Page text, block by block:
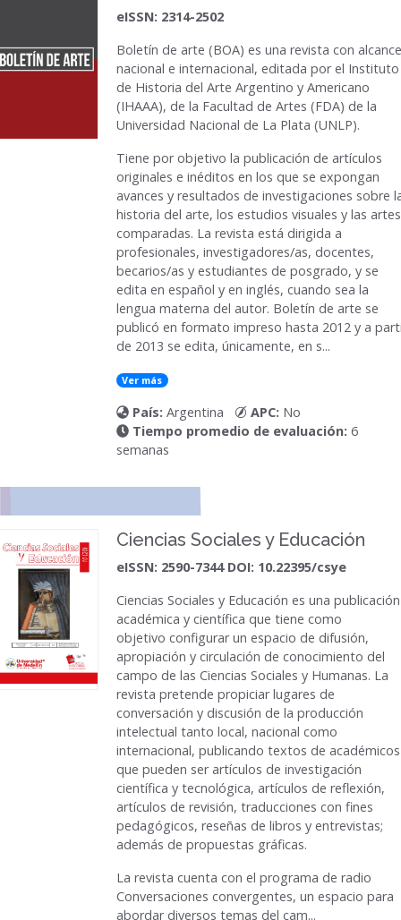
eISSN: 2314-2502
Boletín de arte (BOA) es una revista con alcance
nacional e internacional, editada por el Instituto
de Historia del Arte Argentino y Americano
(IHAAA), de la Facultad de Artes (FDA) de la
Universidad Nacional de La Plata (UNLP).
Tiene por objetivo la publicación de artículos
originales e inéditos en los que se expongan
avances y resultados de investigaciones sobre
historia del arte, los estudios visuales y las artes
comparadas. La revista está dirigida a
profesionales, investigadores/as, docentes,
becarios/as y estudiantes de posgrado, y se
edita en español y en inglés, cuando sea la
lengua materna del autor. Boletín de arte se
publicó en formato impreso hasta 2012 y a
de 2013 se edita, únicamente, en s...
Ver más
País: Argentina APC: No
Tiempo promedio de evaluación: 6
semanas
Ciencias Sociales y Educación
eISSN: 2590-7344 DOI: 10.22395/csye
Ciencias Sociales y Educación es una publicación
académica y científica que tiene como
objetivo configurar un espacio de difusión,
apropiación y circulación de conocimiento del
campo de las Ciencias Sociales y Humanas. La
revista pretende propiciar lugares de
conversación y discusión de la producción
intelectual tanto local, nacional como
internacional, publicando textos de académicos
que pueden ser artículos de investigación
científica y tecnológica, artículos de reflexión,
artículos de revisión, traducciones con fines
pedagógicos, reseñas de libros y entrevistas;
además de propuestas gráficas.
La revista cuenta con el programa de radio
Conversaciones convergentes, un espacio para
abordar diversos temas del cam...